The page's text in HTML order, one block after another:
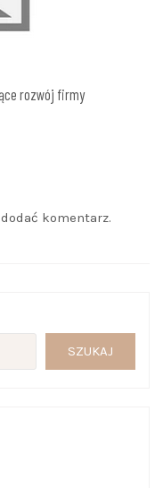
rozwój firmy
komentarz.
SZUKAJ